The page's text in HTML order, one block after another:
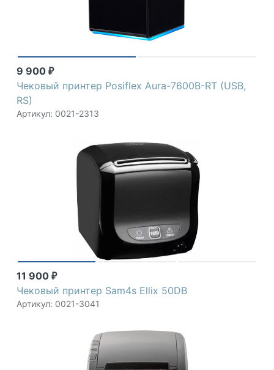
9 900 ₽
Чековый принтер Posiflex Aura-7600B-RT (USB,
RS)
Артикул: 0021-2313
11 900 ₽
Чековый принтер Sam4s Ellix 50DB
Артикул: 0021-3041